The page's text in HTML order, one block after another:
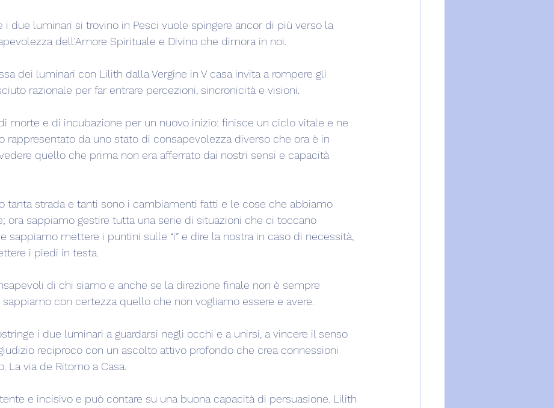
i due luminari si trovino in Pesci vuole spingere ancor di più verso la
dell'Amore Spirituale e Divino che dimora in noi.
dei luminari con Lilith dalla Vergine in V casa invita a rompere gli
razionale per far entrare percezioni, sincronicità e visioni.
morte e di incubazione per un nuovo inizio: finisce un ciclo vitale e ne
rappresentato da uno stato di consapevolezza diverso che ora è in
quello che prima non era afferrato dai nostri sensi e capacità
tanta strada e tanti sono i cambiamenti fatti e le cose che abbiamo
ora sappiamo gestire tutta una serie di situazioni che ci toccano
sappiamo mettere i puntini sulle “i” e dire la nostra in caso di necessità,
i piedi in testa.
di chi siamo e anche se la direzione finale non è sempre
con certezza quello che non vogliamo essere e avere.
i due luminari a guardarsi negli occhi e a unirsi, a vincere il senso
reciproco con un ascolto attivo profondo che crea connessioni
La via de Ritorno a Casa.
e incisivo e può contare su una buona capacità di persuasione. Lilith